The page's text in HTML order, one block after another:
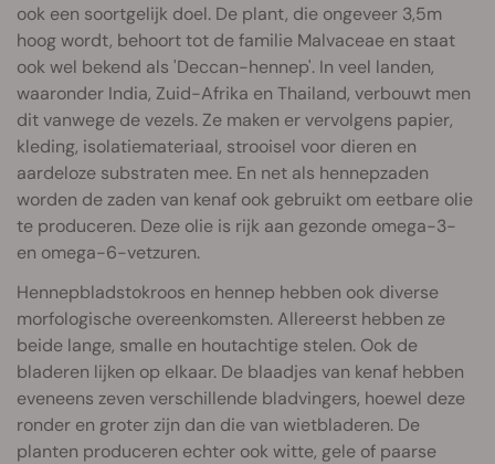
ook een soortgelijk doel. De plant, die ongeveer 3,5m
hoog wordt, behoort tot de familie Malvaceae en staat
ook wel bekend als 'Deccan-hennep'. In veel landen,
waaronder India, Zuid-Afrika en Thailand, verbouwt men
dit vanwege de vezels. Ze maken er vervolgens papier,
kleding, isolatiemateriaal, strooisel voor dieren en
aardeloze substraten mee. En net als hennepzaden
worden de zaden van kenaf ook gebruikt om eetbare olie
te produceren. Deze olie is rijk aan gezonde omega-3-
en omega-6-vetzuren.
Hennepbladstokroos en hennep hebben ook diverse
morfologische overeenkomsten. Allereerst hebben ze
beide lange, smalle en houtachtige stelen. Ook de
bladeren lijken op elkaar. De blaadjes van kenaf hebben
eveneens zeven verschillende bladvingers, hoewel deze
ronder en groter zijn dan die van wietbladeren. De
planten produceren echter ook witte, gele of paarse